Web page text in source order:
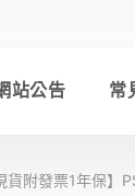
站公告 常
貨附發票1年保